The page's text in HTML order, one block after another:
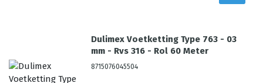
Dulimex Voetketting Type 763 - 03
mm - Rvs 316 - Rol 60 Meter
8715076045504